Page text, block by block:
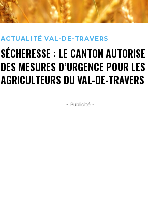
ACTUALITÉ VAL-DE-TRAVERS
SÉCHERESSE : LE CANTON AUTORISE
DES MESURES D’URGENCE POUR LES
AGRICULTEURS DU VAL-DE-TRAVERS
- Publicité -